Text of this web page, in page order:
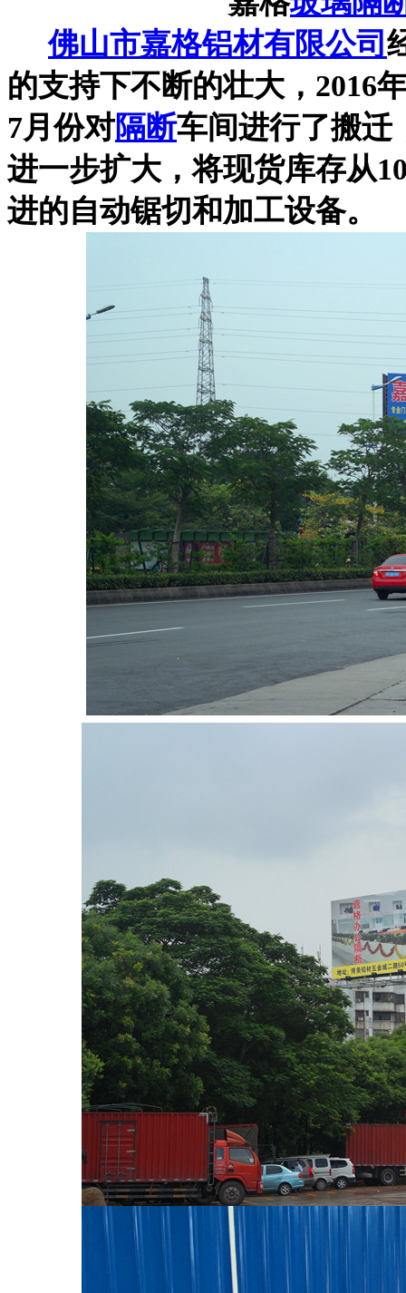
佛山市嘉格铝材有限公司
的支持下不断的壮大，2016
7月份对隔断车间进行了搬迁
进一步扩大，将现货库存从
进的自动锯切和加工设备。